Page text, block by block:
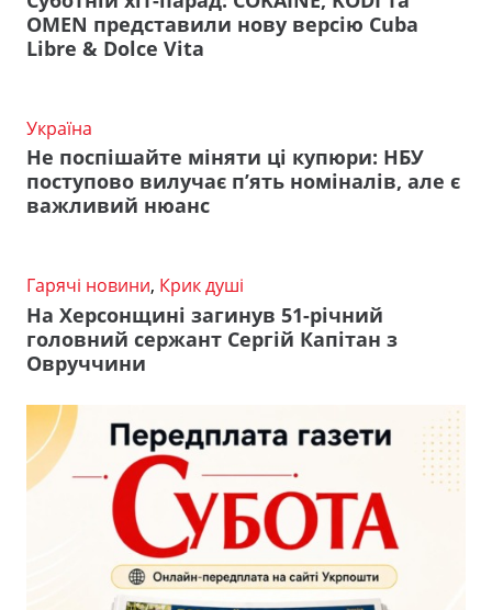
OMEN представили нову версію Cuba
Libre & Dolce Vita
Україна
Не поспішайте міняти ці купюри: НБУ
поступово вилучає п’ять номіналів, але є
важливий нюанс
Гарячі новини, Крик душі
На Херсонщині загинув 51-річний
головний сержант Сергій Капітан з
Овруччини